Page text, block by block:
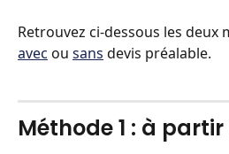
Retrouvez ci-dessous les deux
avec ou sans devis préalable.
Méthode 1 : à